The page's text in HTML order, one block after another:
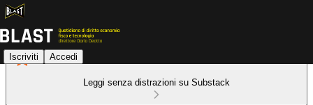
Iscriviti Accedi
Leggi senza distrazioni su Substack